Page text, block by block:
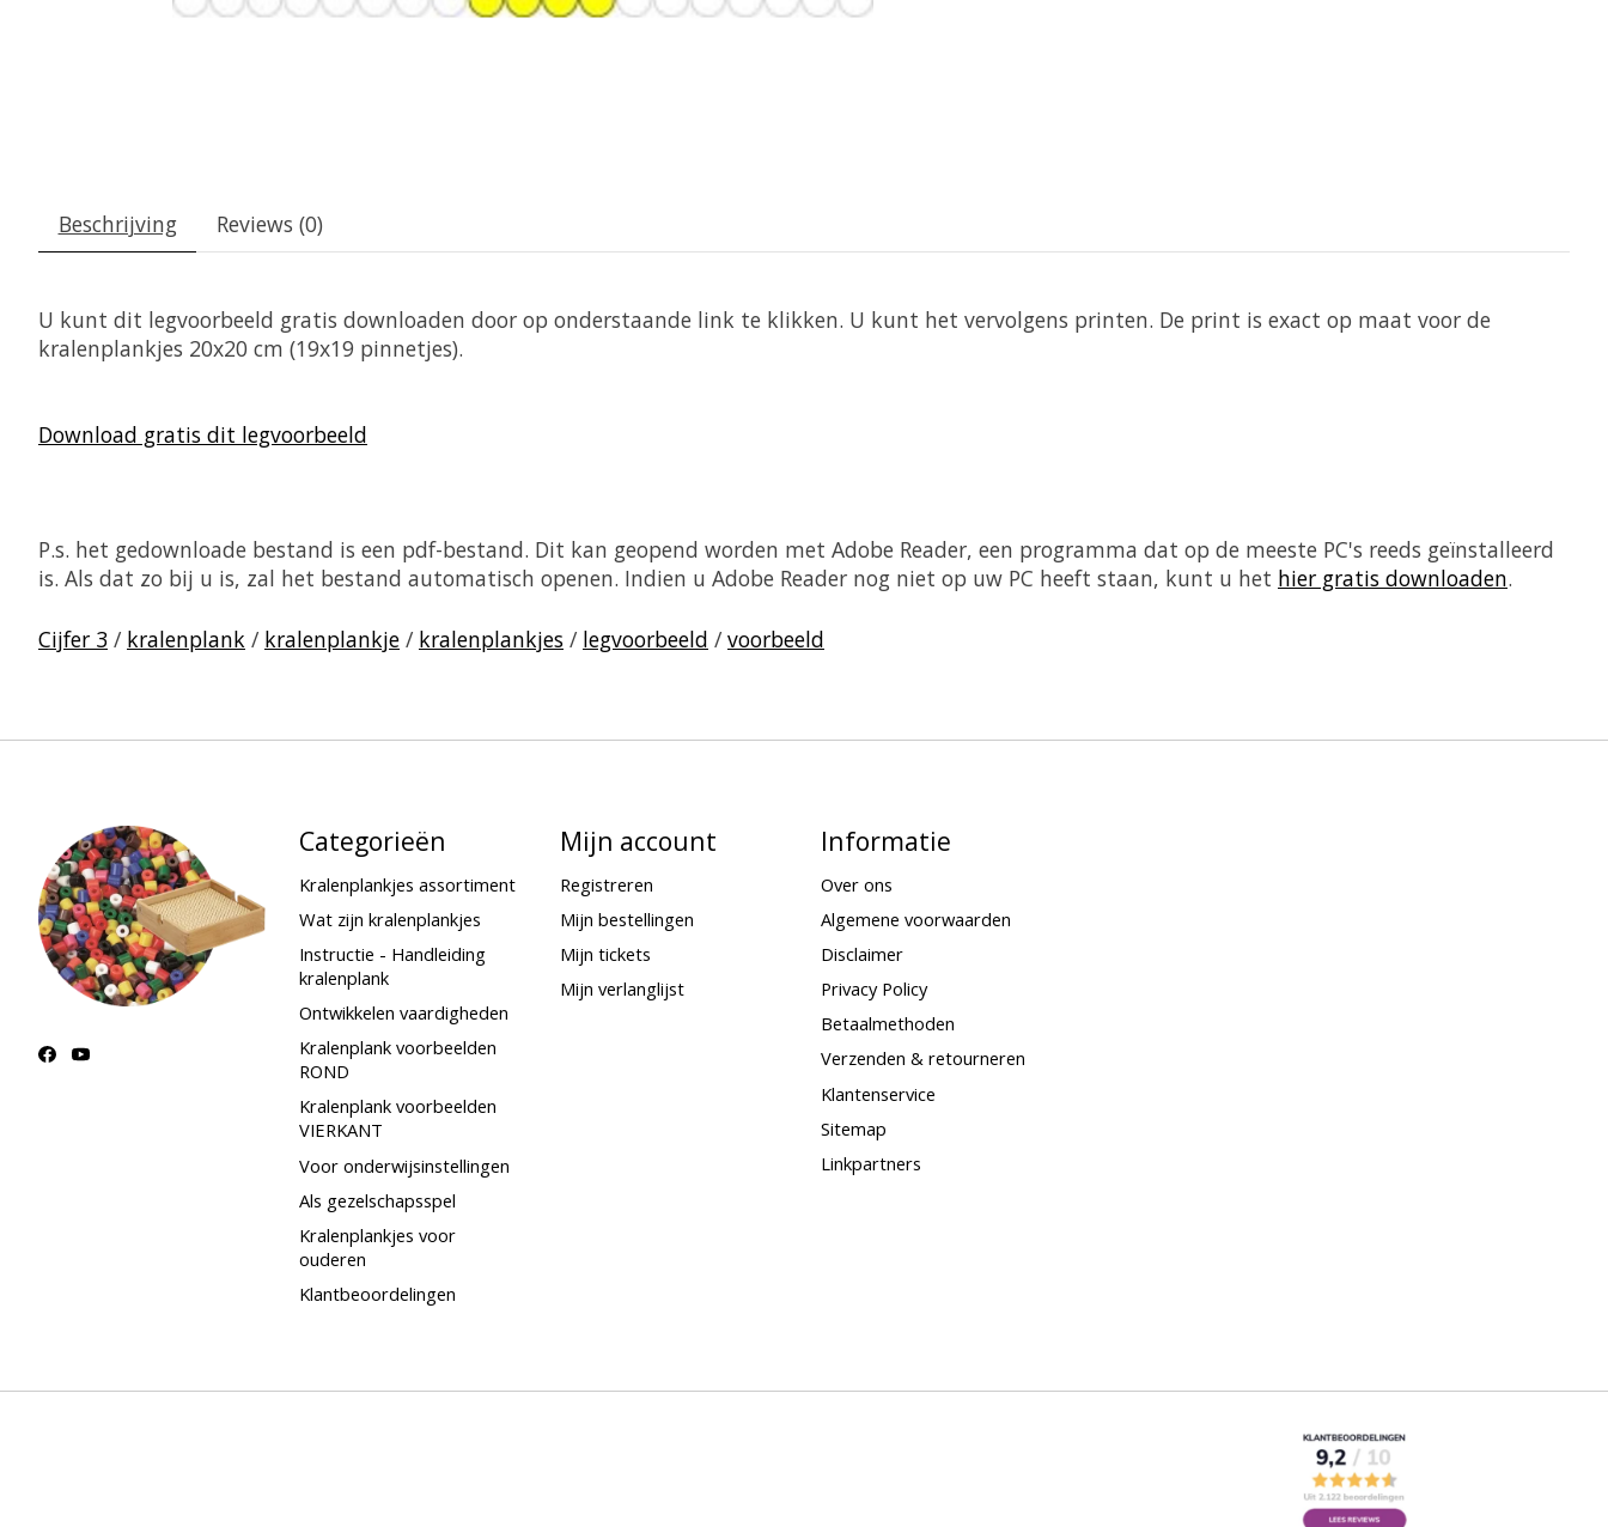
Beschrijving Reviews (0)
U kunt dit legvoorbeeld gratis downloaden door op onderstaande link te klikken. U kunt het vervolgens printen. De print is exact op maat voor de
kralenplankjes 20x20 cm (19x19 pinnetjes).
Download gratis dit legvoorbeeld
P.s. het gedownloade bestand is een pdf-bestand. Dit kan geopend worden met Adobe Reader, een programma dat op de meeste PC's reeds geïnstalleerd
is. Als dat zo bij u is, zal het bestand automatisch openen. Indien u Adobe Reader nog niet op uw PC heeft staan, kunt u het hier gratis downloaden.
Cijfer 3 / kralenplank / kralenplankje / kralenplankjes / legvoorbeeld / voorbeeld
Categorieën
Kralenplankjes assortiment
Wat zijn kralenplankjes
Instructie - Handleiding
kralenplank
Ontwikkelen vaardigheden
Kralenplank voorbeelden
ROND
Kralenplank voorbeelden
VIERKANT
Voor onderwijsinstellingen
Als gezelschapsspel
Kralenplankjes voor
ouderen
Klantbeoordelingen
Mijn account
Registreren
Mijn bestellingen
Mijn tickets
Mijn verlanglijst
Informatie
Over ons
Algemene voorwaarden
Disclaimer
Privacy Policy
Betaalmethoden
Verzenden & retourneren
Klantenservice
Sitemap
Linkpartners